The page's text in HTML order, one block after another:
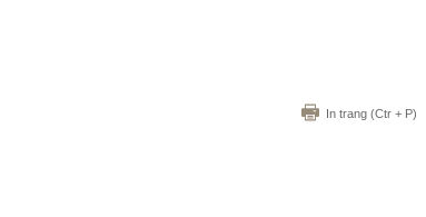
In trang (Ctr + P)